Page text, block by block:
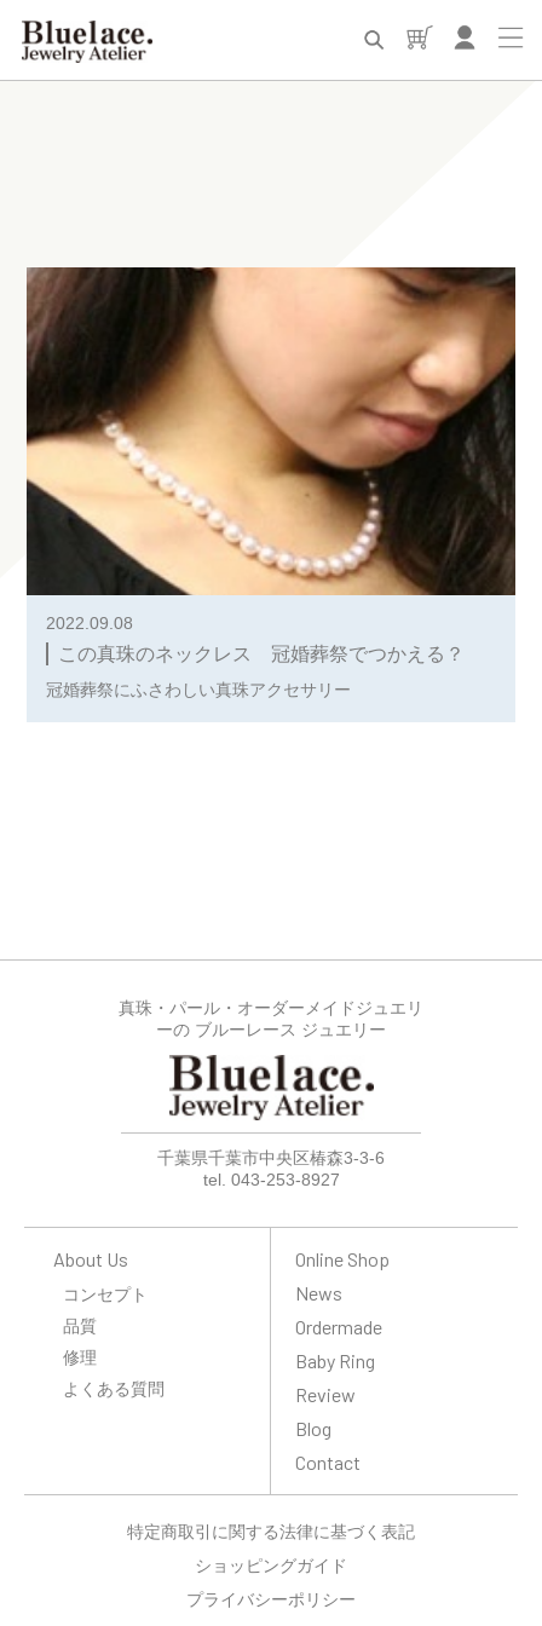
2022.09.08
この真珠のネックレス 冠婚葬祭でつかえる？
冠婚葬祭にふさわしい真珠アクセサリー
真珠・パール・オーダーメイドジュエリ
ーの ブルーレース ジュエリー
千葉県千葉市中央区椿森3-3-6
tel. 043-253-8927
About Us
コンセプト
品質
修理
よくある質問
Online Shop
News
Ordermade
Baby Ring
Review
Blog
Contact
特定商取引に関する法律に基づく表記
ショッピングガイド
プライバシーポリシー